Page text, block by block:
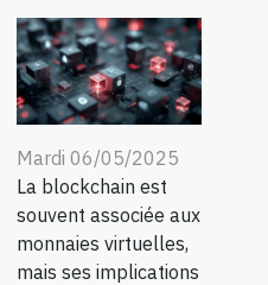
Mardi 06/05/2025
La blockchain est
souvent associée aux
monnaies virtuelles,
mais ses implications